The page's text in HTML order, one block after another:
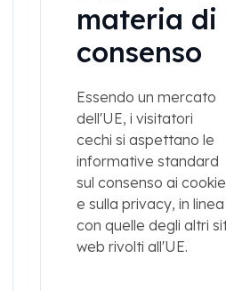
materia di
consenso
Essendo un mercato
dell'UE, i visitatori
cechi si aspettano le
informative standard
sul consenso ai cookie
e sulla privacy, in linea
con quelle degli altri
web rivolti all'UE.